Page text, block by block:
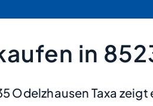
in
Odelzhausen Taxa